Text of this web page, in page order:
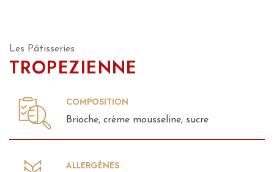
Les Pâtisseries
TROPEZIENNE
COMPOSITION
Brioche, crème mousseline, sucre
ALLERGÈNES